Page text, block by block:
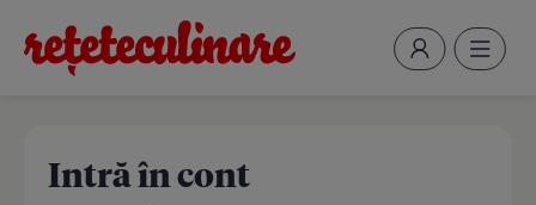
Intră în cont